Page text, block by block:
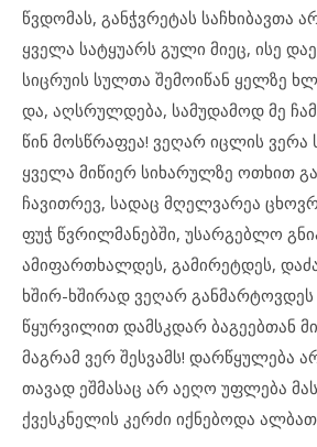
წვდომას, განჭვრეტას საჩხიბავთა
ყველა სატყუარს გული მიეც, ისე
სიცრუის სულთა შემოიწან ყელზე
და, აღსრულდება, სამუდამოდ მე
წინ მოსწრაფეა! ვეღარ იცლის ვერა
ყველა მიწიერ სიხარულზე ოთხით
ჩავითრევ, სადაც მღელვარეა
ფუჭ წვრილმანებში, უსარგებლო
ამიფართხალდეს, გამირეტდეს,
ხშირ-ხშირად ვეღარ
წყურვილით დამსკდარ ბაგეებთან
მაგრამ ვერ შესვამს! დარწყულება
თავად ეშმასაც არ აეღო უფლება
ქვესკნელის კერძი იქნებოდა